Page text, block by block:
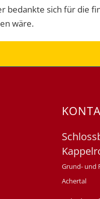
bedankte sich für die
wäre.
Grund- und
Achertal